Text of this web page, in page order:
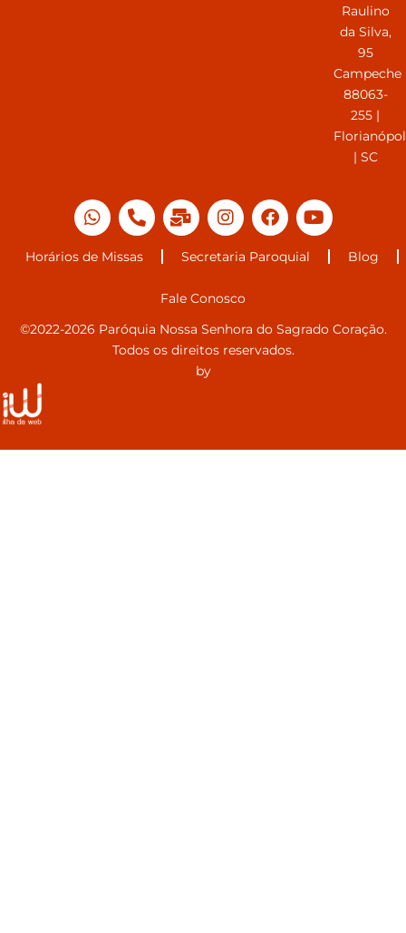
Raulino
da Silva,
95
Campeche
88063-
255 |
| SC
Horários de Missas Secretaria Paroquial Blog
Fale Conosco
©2022-2026 Paróquia Nossa Senhora do Sagrado Coração.
Todos os direitos reservados.
by